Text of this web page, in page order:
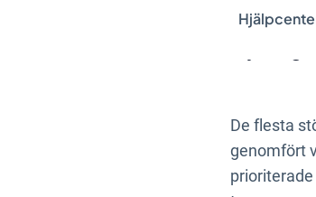
De flesta
genomfört